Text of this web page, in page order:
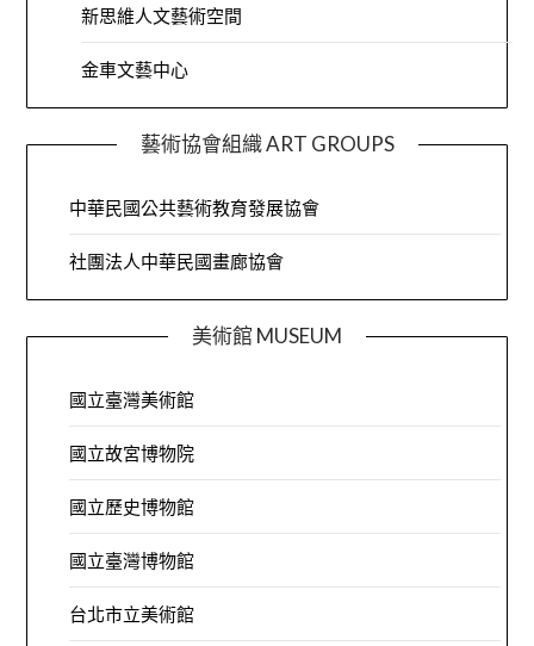
新思維人文藝術空間
金車文藝中心
藝術協會組織 ART GROUPS
中華民國公共藝術教育發展協會
社團法人中華民國畫廊協會
美術館 MUSEUM
國立臺灣美術館
國立故宮博物院
國立歷史博物館
國立臺灣博物館
台北市立美術館